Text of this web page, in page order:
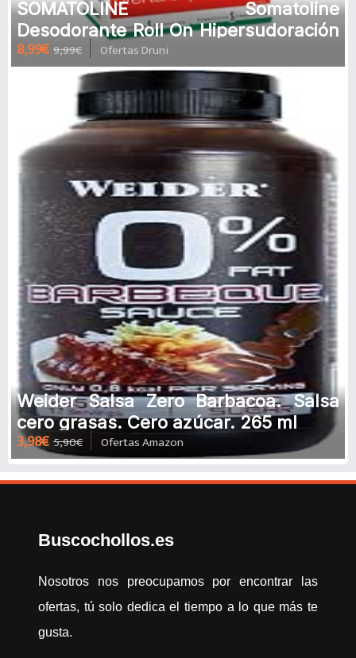
SOMATOLINE Somatoline
Desodorante Roll On Hipersudoración
| 80ML Desodorante en roll on
8,99€ 9,99€ Ofertas Druni
Weider Salsa Zero Barbacoa. Salsa
cero grasas. Cero azúcar. 265 ml
3,98€ 5,90€ Ofertas Amazon
Buscochollos.es
Nosotros nos preocupamos por encontrar las
ofertas, tú solo dedica el tiempo a lo que más te
gusta.